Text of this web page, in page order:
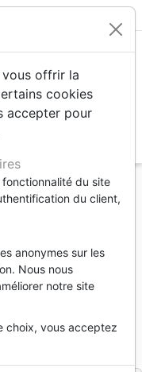
d'activités
:Catalina
offrir la
cookies
accepter pour
du site
du client,
anonymes sur les
Nous nous
notre site
choix, vous acceptez